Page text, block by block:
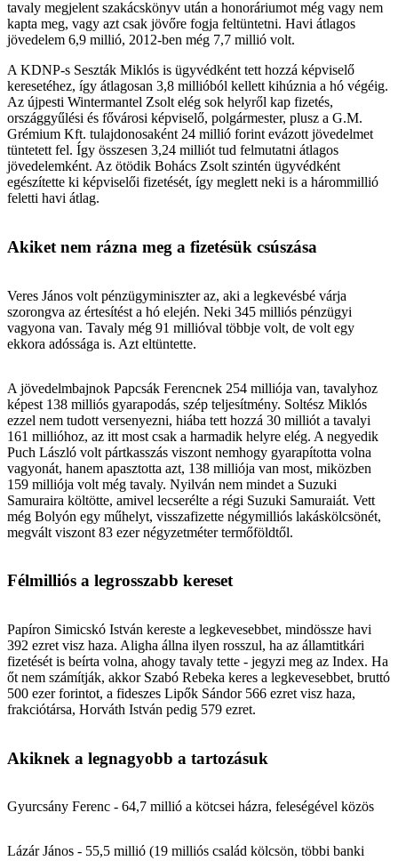
tavaly megjelent szakácskönyv után a honoráriumot még vagy nem
kapta meg, vagy azt csak jövőre fogja feltüntetni. Havi átlagos
jövedelem 6,9 millió, 2012-ben még 7,7 millió volt.
A KDNP-s Seszták Miklós is ügyvédként tett hozzá képviselő
keresetéhez, így átlagosan 3,8 millióból kellett kihúznia a hó végéig.
Az újpesti Wintermantel Zsolt elég sok helyről kap fizetés,
országgyűlési és fővárosi képviselő, polgármester, plusz a G.M.
Grémium Kft. tulajdonosaként 24 millió forint evázott jövedelmet
tüntetett fel. Így összesen 3,24 milliót tud felmutatni átlagos
jövedelemként. Az ötödik Bohács Zsolt szintén ügyvédként
egészítette ki képviselői fizetését, így meglett neki is a hárommillió
feletti havi átlag.
Akiket nem rázna meg a fizetésük csúszása
Veres János volt pénzügyminiszter az, aki a legkevésbé várja
szorongva az értesítést a hó elején. Neki 345 milliós pénzügyi
vagyona van. Tavaly még 91 millióval többje volt, de volt egy
ekkora adóssága is. Azt eltüntette.
A jövedelmbajnok Papcsák Ferencnek 254 milliója van, tavalyhoz
képest 138 milliós gyarapodás, szép teljesítmény. Soltész Miklós
ezzel nem tudott versenyezni, hiába tett hozzá 30 milliót a tavalyi
161 millióhoz, az itt most csak a harmadik helyre elég. A negyedik
Puch László volt pártkasszás viszont nemhogy gyarapította volna
vagyonát, hanem apasztotta azt, 138 milliója van most, miközben
159 milliója volt még tavaly. Nyilván nem mindet a Suzuki
Samuraira költötte, amivel lecserélte a régi Suzuki Samuraiát. Vett
még Bolyón egy műhelyt, visszafizette négymilliós lakáskölcsönét,
megvált viszont 83 ezer négyzetméter termőföldtől.
Félmilliós a legrosszabb kereset
Papíron Simicskó István kereste a legkevesebbet, mindössze havi
392 ezret visz haza. Aligha állna ilyen rosszul, ha az államtitkári
fizetését is beírta volna, ahogy tavaly tette - jegyzi meg az Index. Ha
őt nem számítják, akkor Szabó Rebeka keres a legkevesebbet, bruttó
500 ezer forintot, a fideszes Lipők Sándor 566 ezret visz haza,
frakciótársa, Horváth István pedig 579 ezret.
Akiknek a legnagyobb a tartozásuk
Gyurcsány Ferenc - 64,7 millió a kötcsei házra, feleségével közös
Lázár János - 55,5 millió (19 milliós család kölcsön, többi banki